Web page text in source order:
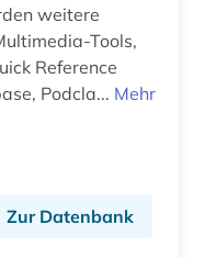
Tools,
Reference
Podcla... Mehr
Zur Datenbank